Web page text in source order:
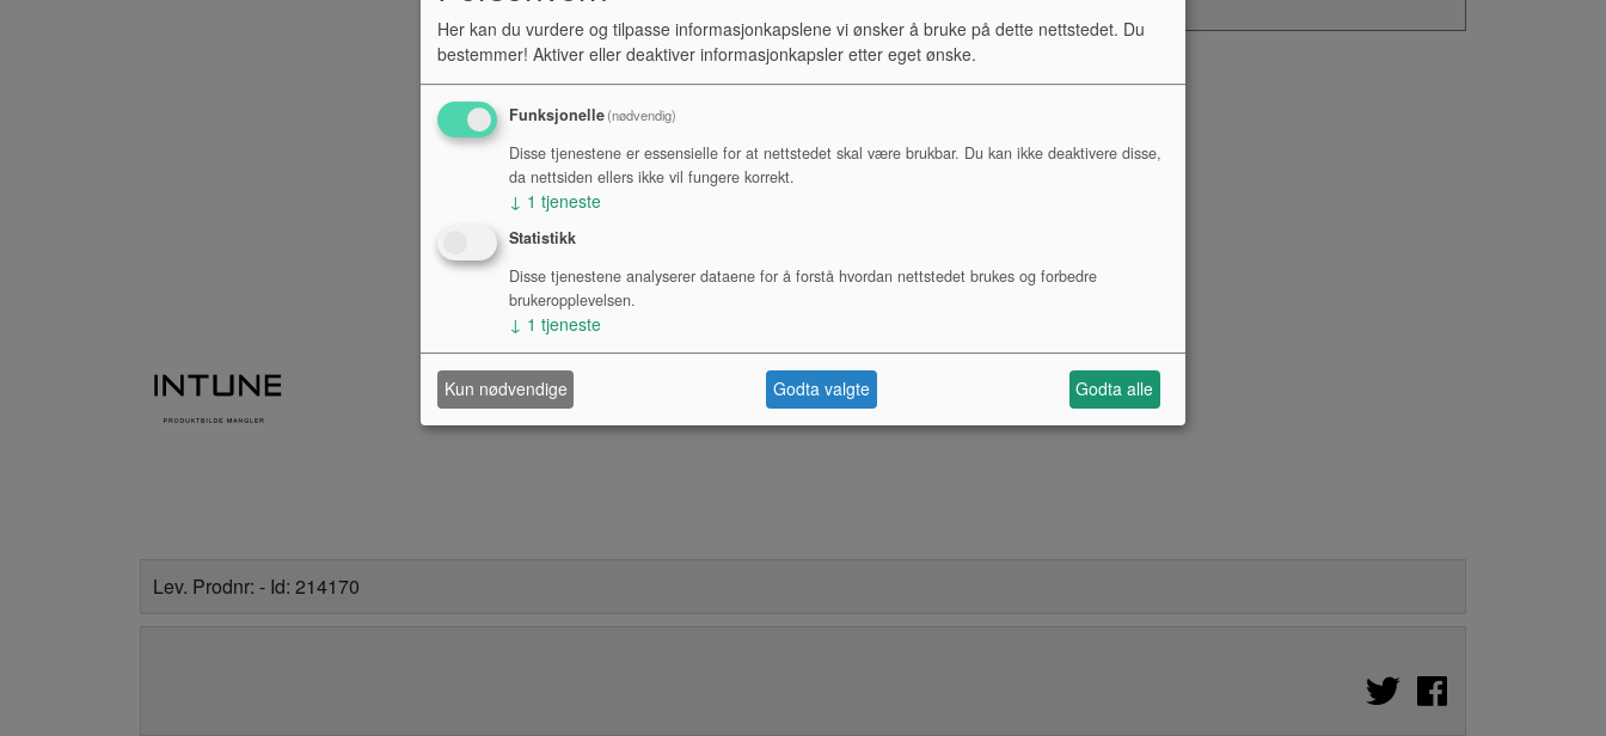
Lev. Prodnr: - Id: 214170
Her kan du vurdere og tilpasse informasjonkapslene vi ønsker å bruke på dette nettstedet. Du
bestemmer! Aktiver eller deaktiver informasjonkapsler etter eget ønske.
Funksjonelle(nødvendig)
Disse tjenestene er essensielle for at nettstedet skal være brukbar. Du kan ikke deaktivere disse,
da nettsiden ellers ikke vil fungere korrekt.
↓ 1 tjeneste
Statistikk
Disse tjenestene analyserer dataene for å forstå hvordan nettstedet brukes og forbedre
brukeropplevelsen.
↓ 1 tjeneste
Kun nødvendige Godta valgte Godta alle